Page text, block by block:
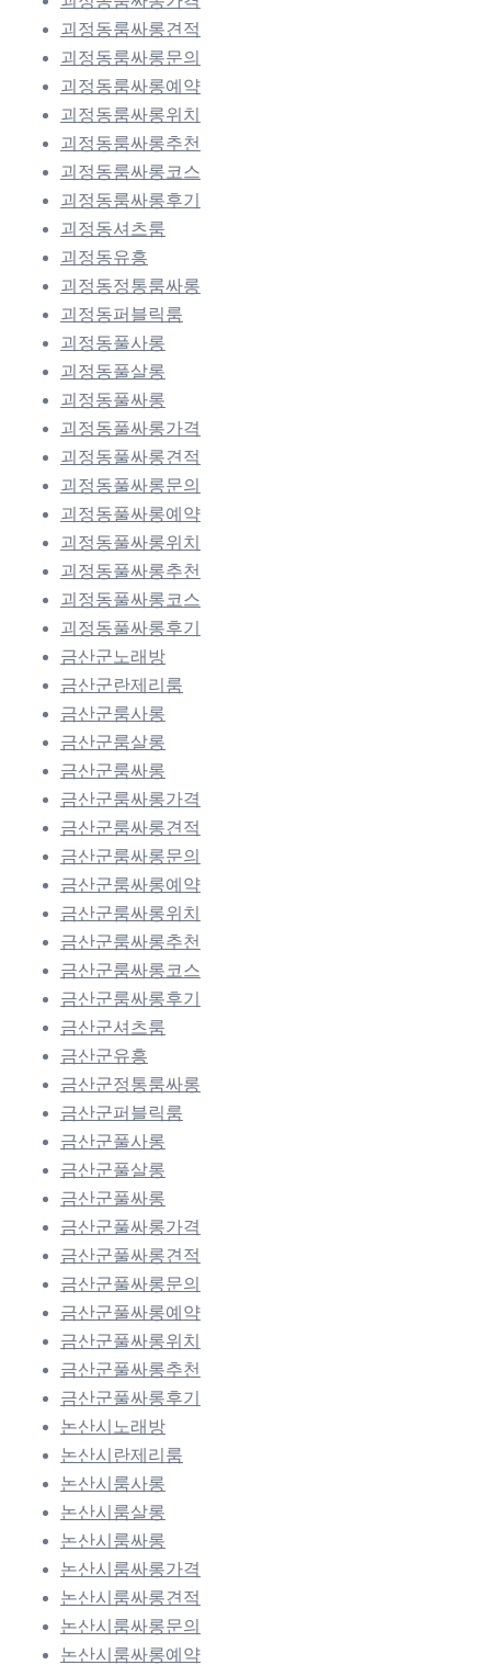
괴정동룸싸롱견적
괴정동룸싸롱문의
괴정동룸싸롱예약
괴정동룸싸롱위치
괴정동룸싸롱추천
괴정동룸싸롱코스
괴정동룸싸롱후기
괴정동셔츠룸
괴정동유흥
괴정동정통룸싸롱
괴정동퍼블릭룸
괴정동풀사롱
괴정동풀살롱
괴정동풀싸롱
괴정동풀싸롱가격
괴정동풀싸롱견적
괴정동풀싸롱문의
괴정동풀싸롱예약
괴정동풀싸롱위치
괴정동풀싸롱추천
괴정동풀싸롱코스
괴정동풀싸롱후기
금산군노래방
금산군란제리룸
금산군룸사롱
금산군룸살롱
금산군룸싸롱
금산군룸싸롱가격
금산군룸싸롱견적
금산군룸싸롱문의
금산군룸싸롱예약
금산군룸싸롱위치
금산군룸싸롱추천
금산군룸싸롱코스
금산군룸싸롱후기
금산군셔츠룸
금산군유흥
금산군정통룸싸롱
금산군퍼블릭룸
금산군풀사롱
금산군풀살롱
금산군풀싸롱
금산군풀싸롱가격
금산군풀싸롱견적
금산군풀싸롱문의
금산군풀싸롱예약
금산군풀싸롱위치
금산군풀싸롱추천
금산군풀싸롱후기
논산시노래방
논산시란제리룸
논산시룸사롱
논산시룸살롱
논산시룸싸롱
논산시룸싸롱가격
논산시룸싸롱견적
논산시룸싸롱문의
논산시룸싸롱예약